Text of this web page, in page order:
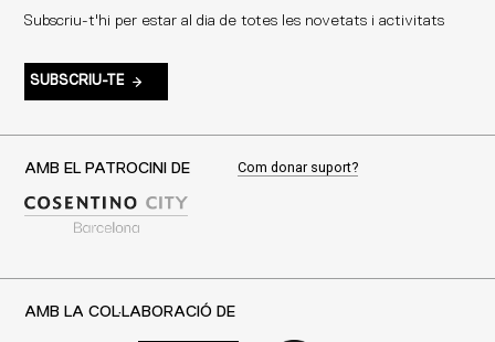
Subscriu-t'hi per estar al dia de totes les novetats i activitats
SUBSCRIU-TE
AMB EL PATROCINI DE Com donar suport?
AMB LA COL·LABORACIÓ DE